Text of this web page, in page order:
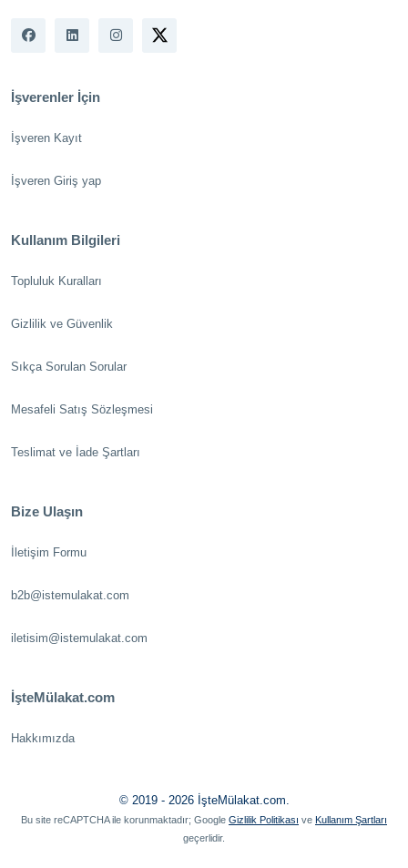
İşverenler İçin
İşveren Kayıt
İşveren Giriş yap
Kullanım Bilgileri
Topluluk Kuralları
Gizlilik ve Güvenlik
Sıkça Sorulan Sorular
Mesafeli Satış Sözleşmesi
Teslimat ve İade Şartları
Bize Ulaşın
İletişim Formu
b2b@istemulakat.com
iletisim@istemulakat.com
İşteMülakat.com
Hakkımızda
© 2019 - 2026 İşteMülakat.com.
Bu site reCAPTCHA ile korunmaktadır; Google Gizlilik Politikası ve Kullanım Şartları
geçerlidir.